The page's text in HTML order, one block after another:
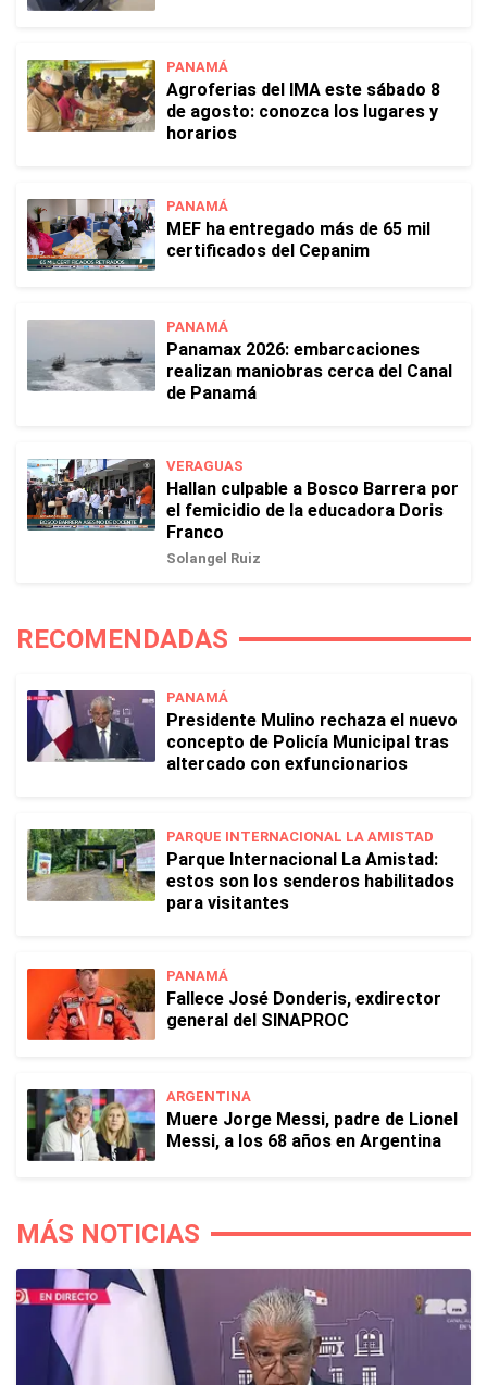
PANAMÁ
Agroferias del IMA este sábado 8
de agosto: conozca los lugares y
horarios
PANAMÁ
MEF ha entregado más de 65 mil
certificados del Cepanim
PANAMÁ
Panamax 2026: embarcaciones
realizan maniobras cerca del Canal
de Panamá
VERAGUAS
Hallan culpable a Bosco Barrera por
el femicidio de la educadora Doris
Franco
Solangel Ruiz
RECOMENDADAS
PANAMÁ
Presidente Mulino rechaza el nuevo
concepto de Policía Municipal tras
altercado con exfuncionarios
PARQUE INTERNACIONAL LA AMISTAD
Parque Internacional La Amistad:
estos son los senderos habilitados
para visitantes
PANAMÁ
Fallece José Donderis, exdirector
general del SINAPROC
ARGENTINA
Muere Jorge Messi, padre de Lionel
Messi, a los 68 años en Argentina
MÁS NOTICIAS